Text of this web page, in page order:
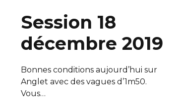
Session 18
décembre 2019
Bonnes conditions aujourd’hui sur
Anglet avec des vagues d’1m50.
Vous…